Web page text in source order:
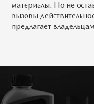
материалы. Но не
вызовы
предлагает